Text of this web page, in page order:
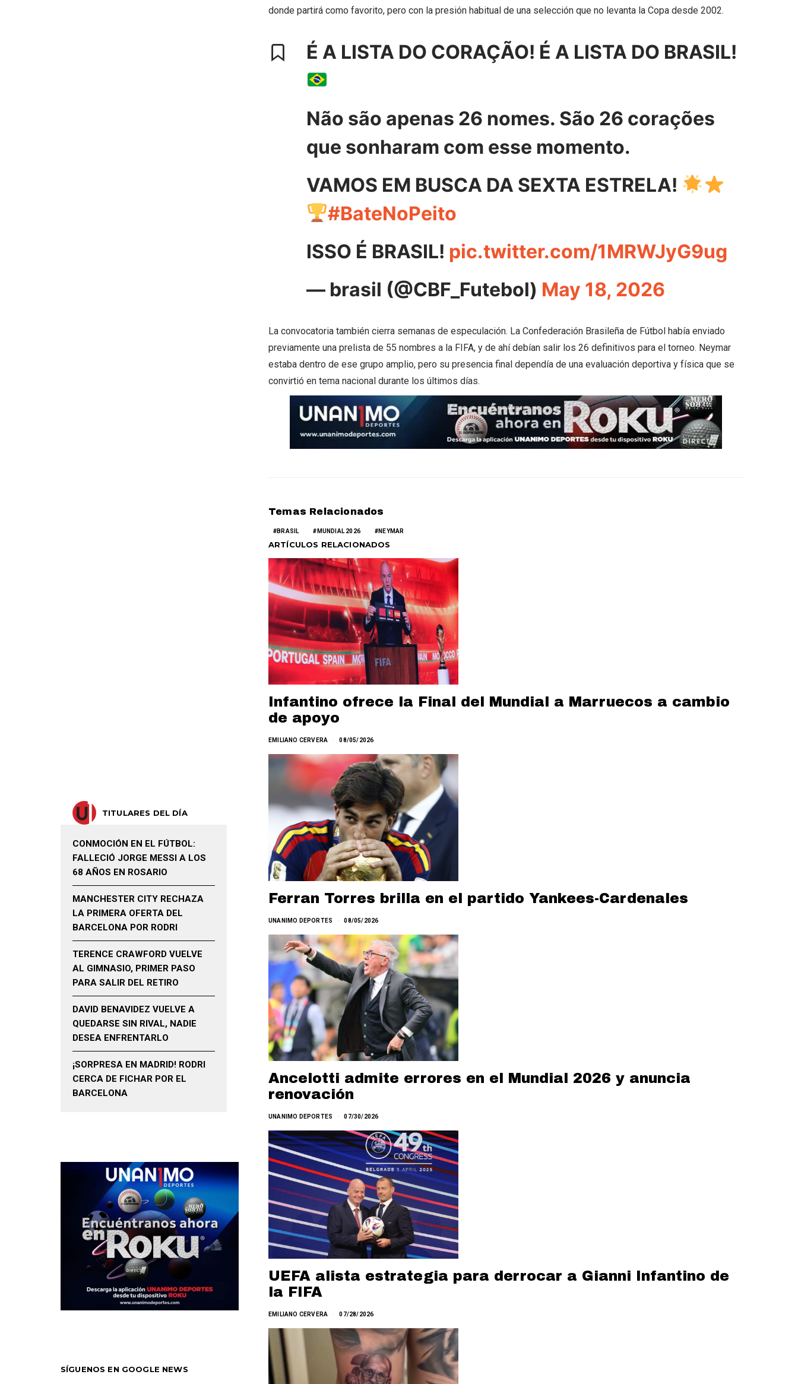
donde partirá como favorito, pero con la presión habitual de una selección que no levanta la Copa desde 2002.
É A LISTA DO CORAÇÃO! É A LISTA DO BRASIL!
Não são apenas 26 nomes. São 26 corações
que sonharam com esse momento.
VAMOS EM BUSCA DA SEXTA ESTRELA!
#BateNoPeito
ISSO É BRASIL! pic.twitter.com/1MRWJyG9ug
— brasil (@CBF_Futebol) May 18, 2026
La convocatoria también cierra semanas de especulación. La Confederación Brasileña de Fútbol había enviado
previamente una prelista de 55 nombres a la FIFA, y de ahí debían salir los 26 definitivos para el torneo. Neymar
estaba dentro de ese grupo amplio, pero su presencia final dependía de una evaluación deportiva y física que se
convirtió en tema nacional durante los últimos días.
Temas Relacionados
BRASIL MUNDIAL 2026 NEYMAR
ARTÍCULOS RELACIONADOS
Infantino ofrece la Final del Mundial a Marruecos a cambio
de apoyo
EMILIANO CERVERA 08/05/2026
Ferran Torres brilla en el partido Yankees-Cardenales
UNANIMO DEPORTES 08/05/2026
Ancelotti admite errores en el Mundial 2026 y anuncia
renovación
UNANIMO DEPORTES 07/30/2026
UEFA alista estrategia para derrocar a Gianni Infantino de
la FIFA
EMILIANO CERVERA 07/28/2026
TITULARES DEL DÍA
CONMOCIÓN EN EL FÚTBOL:
FALLECIÓ JORGE MESSI A LOS
68 AÑOS EN ROSARIO
MANCHESTER CITY RECHAZA
LA PRIMERA OFERTA DEL
BARCELONA POR RODRI
TERENCE CRAWFORD VUELVE
AL GIMNASIO, PRIMER PASO
PARA SALIR DEL RETIRO
DAVID BENAVIDEZ VUELVE A
QUEDARSE SIN RIVAL, NADIE
DESEA ENFRENTARLO
¡SORPRESA EN MADRID! RODRI
CERCA DE FICHAR POR EL
BARCELONA
SÍGUENOS EN GOOGLE NEWS